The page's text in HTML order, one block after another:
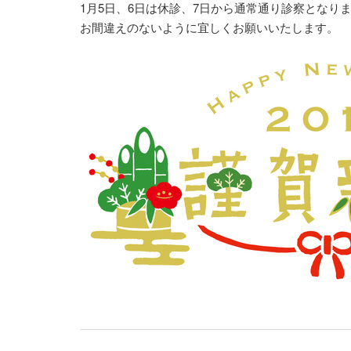
1月5日、6日は休診、7日から通常通り診察となり
お間違えのないように宜しくお願いいたします。